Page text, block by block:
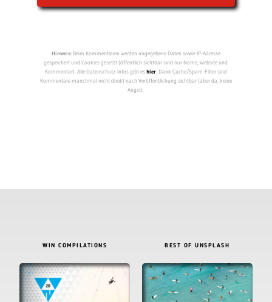
Hinweis:Beim Kommentieren werden angegebene Daten sowie IP-Adresse
gespeichert und Cookies gesetzt (öffentlich sichtbar sind nur Name, Website und
Kommentar). Alle Datenschutz-Infos gibt eshier. Dank Cache/Spam-Filter sind
Kommentare manchmal nicht direkt nach Veröffentlichung sichtbar (aber da, keine
Angst).
WIN COMPILATIONS BEST OF UNSPLASH